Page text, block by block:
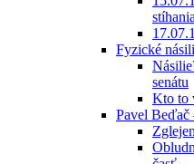
stíhania
Fyzické
senátu
Kto to
Pavel